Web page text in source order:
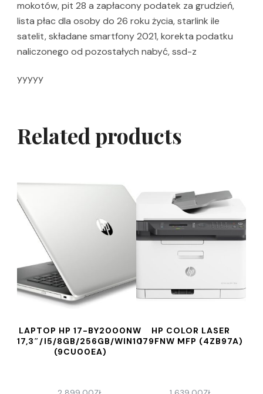
mokotów, pit 28 a zapłacony podatek za grudzień,
lista płac dla osoby do 26 roku życia, starlink ile
satelit, składane smartfony 2021, korekta podatku
naliczonego od pozostałych nabyć, ssd-z
yyyyy
Related products
LAPTOP HP 17-BY2000NW
17,3″/I5/8GB/256GB/WIN10
(9CU00EA)
HP COLOR LASER
179FNW MFP (4ZB97A)